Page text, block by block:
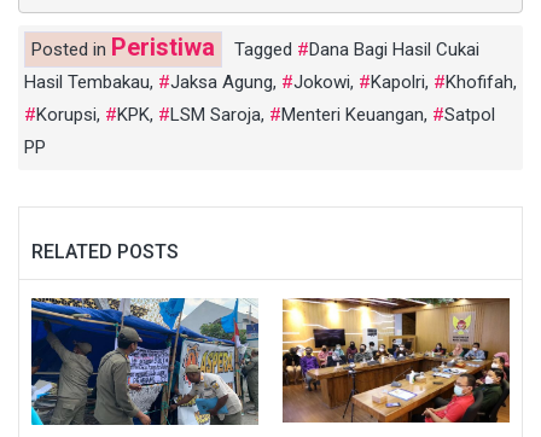
Posted in Peristiwa Tagged
Dana Bagi Hasil Cukai
Hasil Tembakau, Jaksa Agung, Jokowi, Kapolri, Khofifah,
Korupsi, KPK, LSM Saroja, Menteri Keuangan,
Satpol
PP
RELATED POSTS